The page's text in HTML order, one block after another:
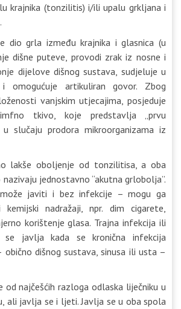
krajnika (tonzilitis) i/ili upalu grkljana i
dio grla između krajnika i glasnica (u
dišne puteve, provodi zrak iz nosne i
dijelove dišnog sustava, sudjeluje u
omogućuje artikuliran govor. Zbog
vanjskim utjecajima, posjeduje
tkivo, koje predstavlja „prvu
u slučaju prodora mikroorganizama iz
lakše oboljenje od tonzilitisa, a oba
jednostavno “akutna grlobolja”.
javiti i bez infekcije – mogu ga
nadražaji, npr. dim cigarete,
korištenje glasa. Trajna infekcija ili
se javlja kada se kronična infekcija
obično dišnog sustava, sinusa ili usta –
od najčešćih razloga odlaska liječniku u
ali javlja se i ljeti. Javlja se u oba spola